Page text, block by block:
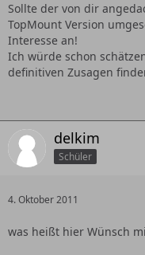
Sollte der von dir
TopMount Version
Interesse an!
Ich würde schon
definitiven Zusagen
delkim
Schüler
4. Oktober 2011
was heißt hier Wünsch